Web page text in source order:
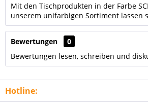
Mit den Tischprodukten in der Farbe
unserem unifarbigen Sortiment lassen
Bewertungen
0
Bewertungen lesen, schreiben und
Hotline: